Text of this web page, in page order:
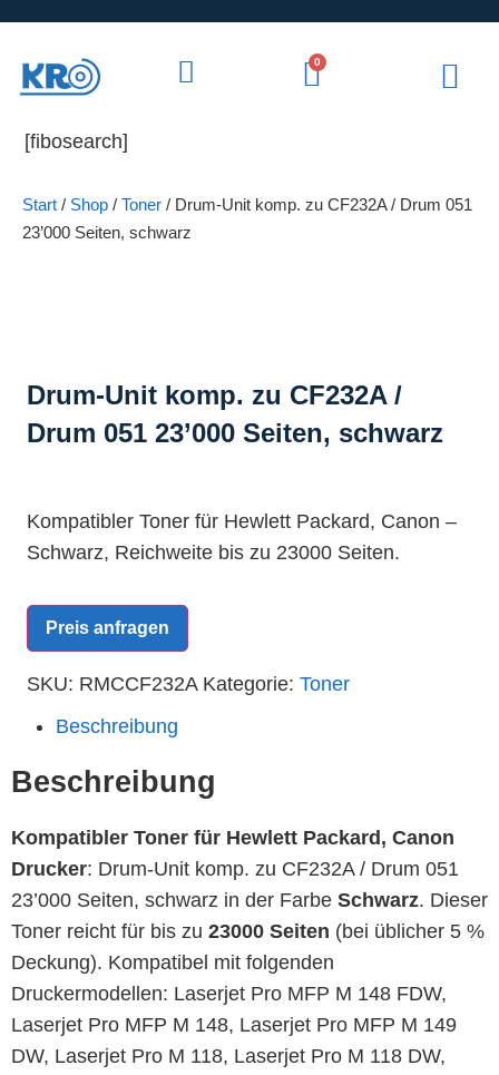
0
[fibosearch]
Start / Shop / Toner / Drum-Unit komp. zu CF232A / Drum 051
23’000 Seiten, schwarz
Drum-Unit komp. zu CF232A /
Drum 051 23’000 Seiten, schwarz
Kompatibler Toner für Hewlett Packard, Canon –
Schwarz, Reichweite bis zu 23000 Seiten.
Preis anfragen
SKU: RMCCF232A Kategorie: Toner
Beschreibung
Beschreibung
Kompatibler Toner für Hewlett Packard, Canon
Drucker: Drum-Unit komp. zu CF232A / Drum 051
23’000 Seiten, schwarz in der Farbe Schwarz. Dieser
Toner reicht für bis zu 23000 Seiten (bei üblicher 5 %
Deckung). Kompatibel mit folgenden
Druckermodellen: Laserjet Pro MFP M 148 FDW,
Laserjet Pro MFP M 148, Laserjet Pro MFP M 149
DW, Laserjet Pro M 118, Laserjet Pro M 118 DW,